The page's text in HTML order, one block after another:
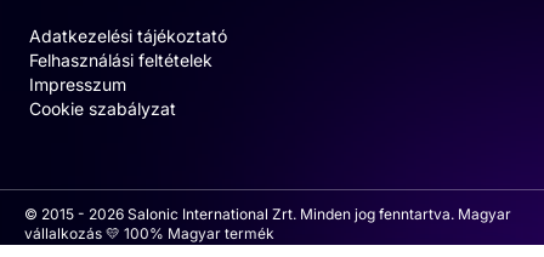
Adatkezelési tájékoztató
Felhasználási feltételek
Impresszum
Cookie szabályzat
© 2015 - 2026 Salonic International Zrt. Minden jog fenntartva. Magyar
vállalkozás 💛 100% Magyar termék